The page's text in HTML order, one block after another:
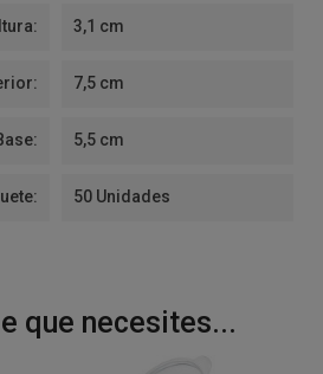
3,1 cm
7,5 cm
5,5 cm
50 Unidades
que necesites...